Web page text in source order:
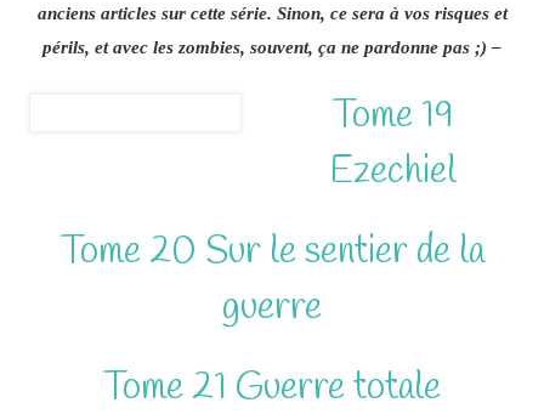
anciens articles sur cette série. Sinon, ce sera à vos risques et
périls, et avec les zombies, souvent, ça ne pardonne pas ;) –
Tome 19
Ezechiel
Tome 20 Sur le sentier de la
guerre
Tome 21 Guerre totale